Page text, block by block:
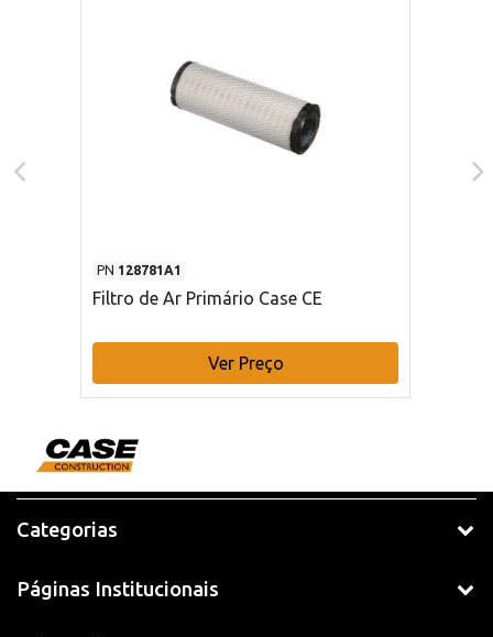
PN 128781A1
Filtro de Ar Primário Case CE
Ver Preço
Categorias
Páginas Institucionais